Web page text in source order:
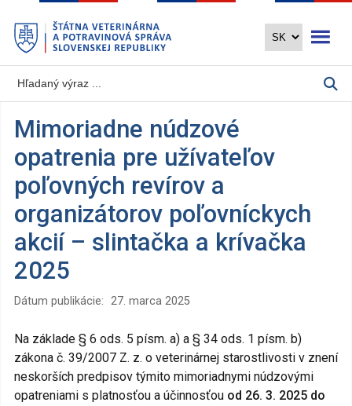
hlavný
obsah
Mimoriadne núdzové
opatrenia pre užívateľov
poľovných revírov a
organizátorov poľovníckych
akcií – slintačka a krívačka
2025
Dátum publikácie: 27. marca 2025
Na základe § 6 ods. 5 písm. a) a § 34 ods. 1 písm. b)
zákona č. 39/2007 Z. z. o veterinárnej starostlivosti v znení
neskorších predpisov týmito mimoriadnymi núdzovými
opatreniami s platnosťou a účinnosťou od 26. 3. 2025 do